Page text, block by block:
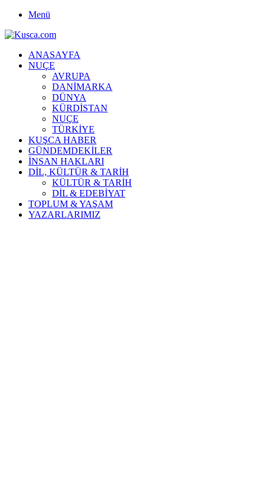
Menü
ANASAYFA
NUÇE
AVRUPA
DANİMARKA
DÜNYA
KÜRDİSTAN
NUÇE
TÜRKİYE
KUŞCA HABER
GÜNDEMDEKİLER
İNSAN HAKLARI
DİL, KÜLTÜR & TARİH
KÜLTÜR & TARİH
DİL & EDEBİYAT
TOPLUM & YAŞAM
YAZARLARIMIZ